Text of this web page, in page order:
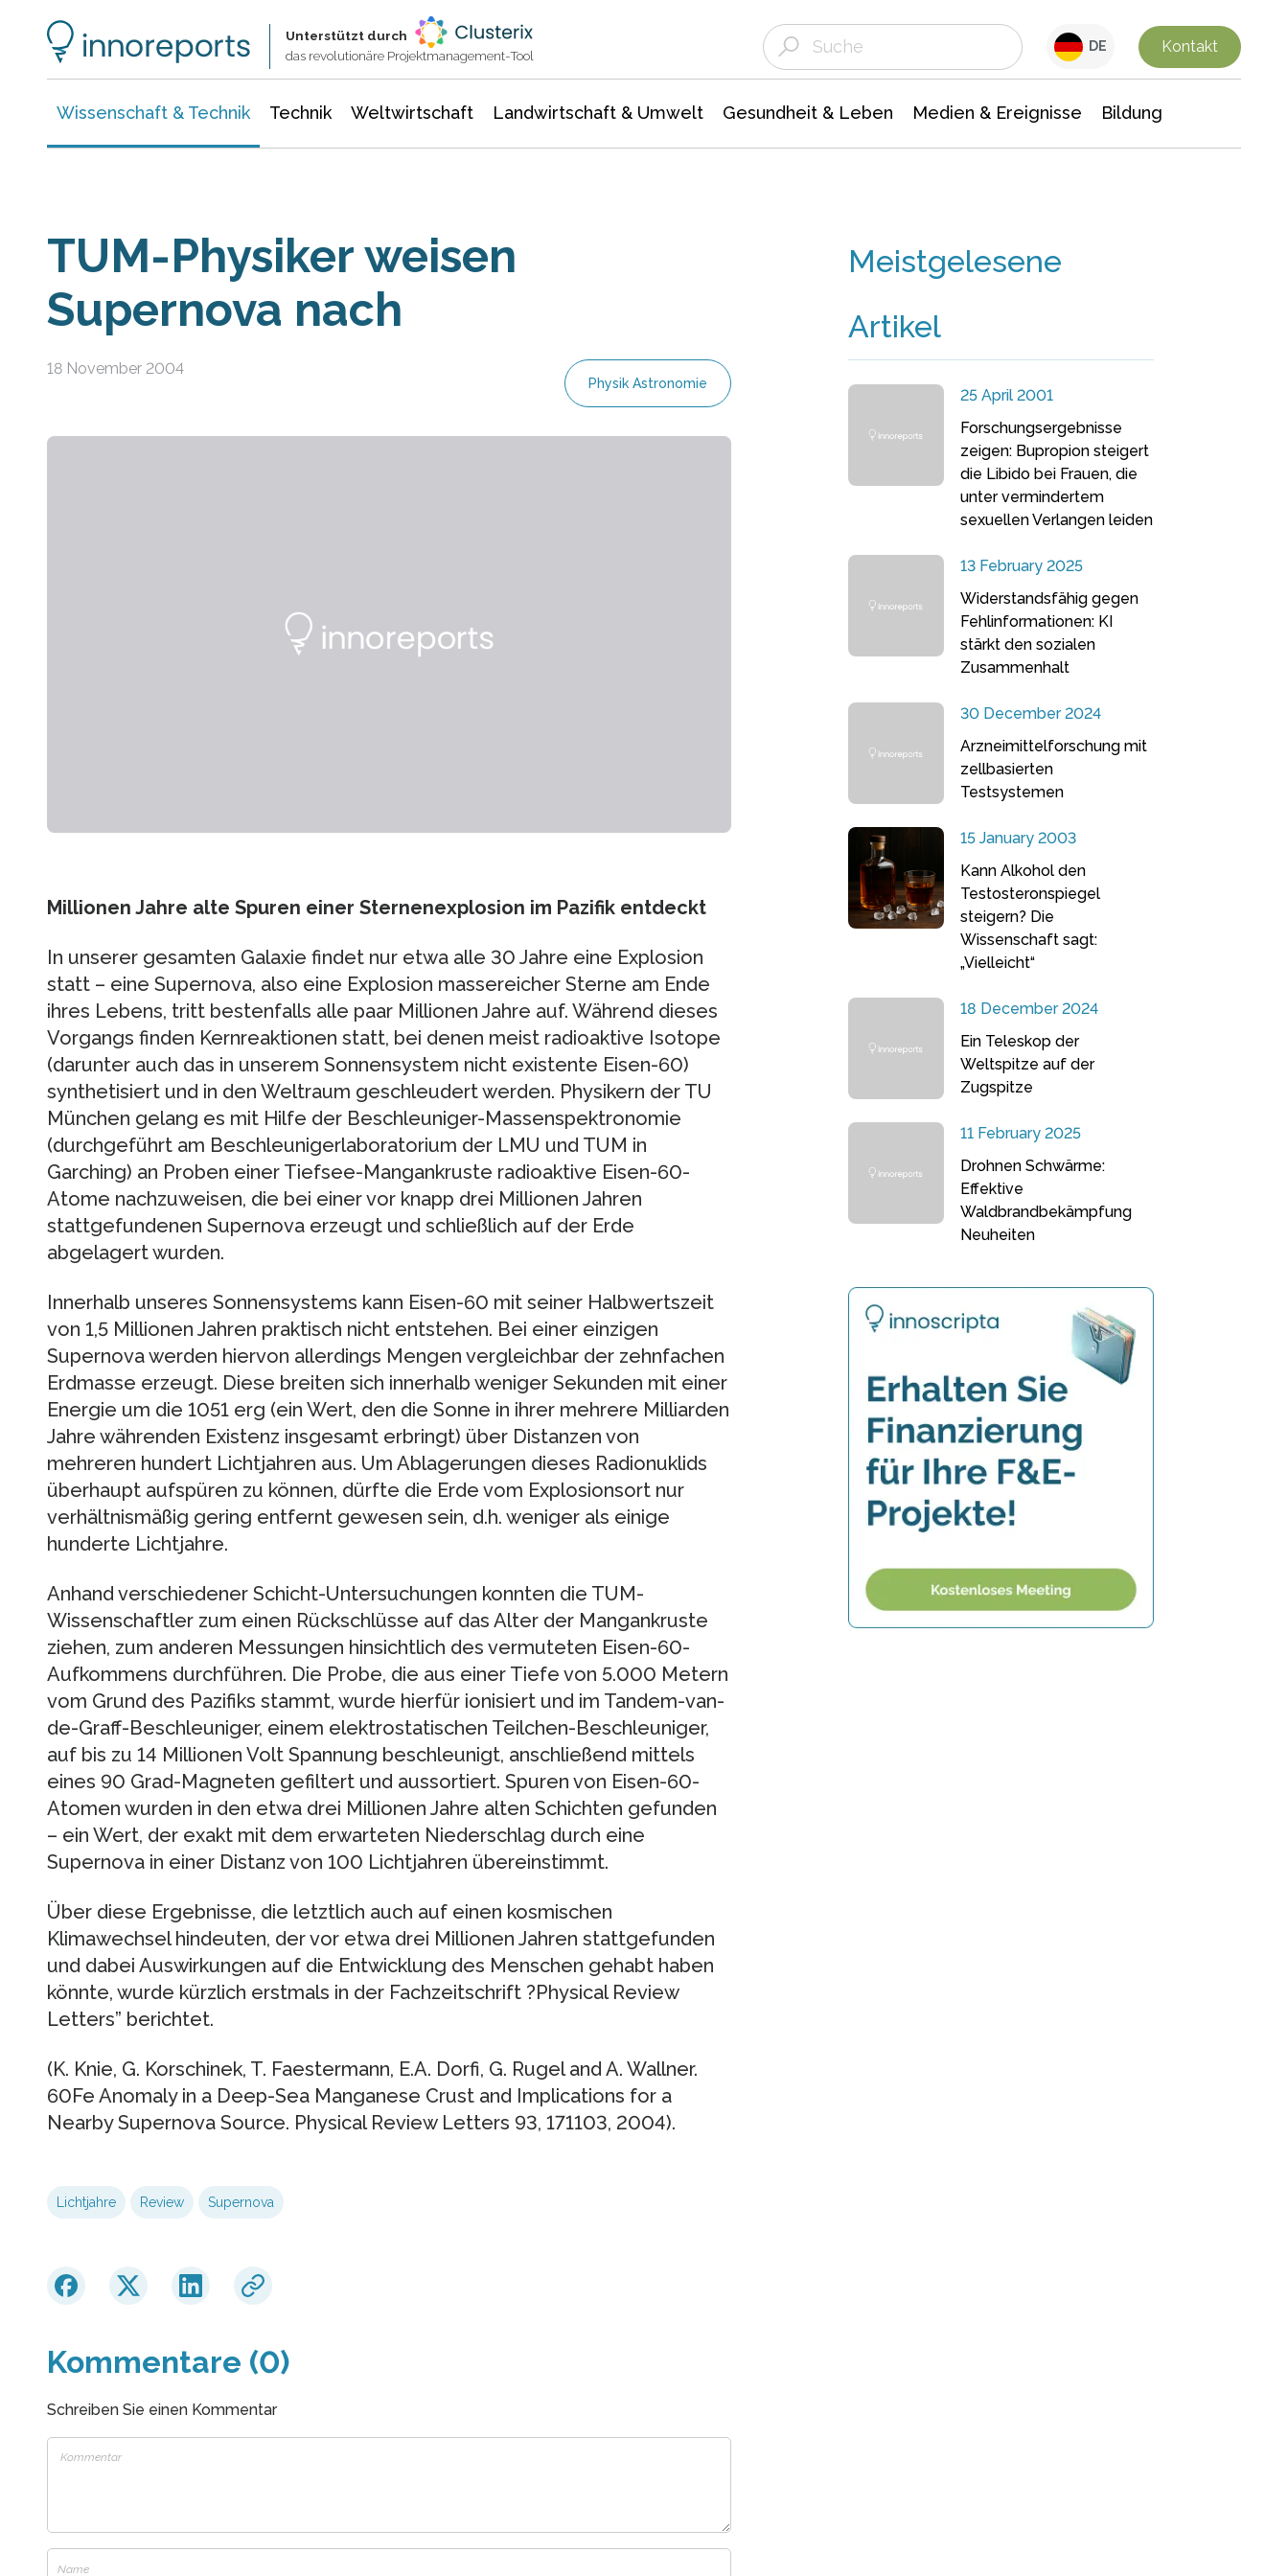
Unterstützt durch
das revolutionäre Projektmanagement-Tool
DE Kontakt
Wissenschaft & Technik Technik Weltwirtschaft Landwirtschaft & Umwelt Gesundheit & Leben Medien & Ereignisse Bildung
TUM-Physiker weisen
Supernova nach
18 November 2004
Physik Astronomie
Millionen Jahre alte Spuren einer Sternenexplosion im Pazifik entdeckt
In unserer gesamten Galaxie findet nur etwa alle 30 Jahre eine Explosion
statt – eine Supernova, also eine Explosion massereicher Sterne am Ende
ihres Lebens, tritt bestenfalls alle paar Millionen Jahre auf. Während dieses
Vorgangs finden Kernreaktionen statt, bei denen meist radioaktive Isotope
(darunter auch das in unserem Sonnensystem nicht existente Eisen-60)
synthetisiert und in den Weltraum geschleudert werden. Physikern der TU
München gelang es mit Hilfe der Beschleuniger-Massenspektronomie
(durchgeführt am Beschleunigerlaboratorium der LMU und TUM in
Garching) an Proben einer Tiefsee-Mangankruste radioaktive Eisen-60-
Atome nachzuweisen, die bei einer vor knapp drei Millionen Jahren
stattgefundenen Supernova erzeugt und schließlich auf der Erde
abgelagert wurden.
Innerhalb unseres Sonnensystems kann Eisen-60 mit seiner Halbwertszeit
von 1,5 Millionen Jahren praktisch nicht entstehen. Bei einer einzigen
Supernova werden hiervon allerdings Mengen vergleichbar der zehnfachen
Erdmasse erzeugt. Diese breiten sich innerhalb weniger Sekunden mit einer
Energie um die 1051 erg (ein Wert, den die Sonne in ihrer mehrere Milliarden
Jahre währenden Existenz insgesamt erbringt) über Distanzen von
mehreren hundert Lichtjahren aus. Um Ablagerungen dieses Radionuklids
überhaupt aufspüren zu können, dürfte die Erde vom Explosionsort nur
verhältnismäßig gering entfernt gewesen sein, d.h. weniger als einige
hunderte Lichtjahre.
Anhand verschiedener Schicht-Untersuchungen konnten die TUM-
Wissenschaftler zum einen Rückschlüsse auf das Alter der Mangankruste
ziehen, zum anderen Messungen hinsichtlich des vermuteten Eisen-60-
Aufkommens durchführen. Die Probe, die aus einer Tiefe von 5.000 Metern
vom Grund des Pazifiks stammt, wurde hierfür ionisiert und im Tandem-van-
de-Graff-Beschleuniger, einem elektrostatischen Teilchen-Beschleuniger,
auf bis zu 14 Millionen Volt Spannung beschleunigt, anschließend mittels
eines 90 Grad-Magneten gefiltert und aussortiert. Spuren von Eisen-60-
Atomen wurden in den etwa drei Millionen Jahre alten Schichten gefunden
– ein Wert, der exakt mit dem erwarteten Niederschlag durch eine
Supernova in einer Distanz von 100 Lichtjahren übereinstimmt.
Über diese Ergebnisse, die letztlich auch auf einen kosmischen
Klimawechsel hindeuten, der vor etwa drei Millionen Jahren stattgefunden
und dabei Auswirkungen auf die Entwicklung des Menschen gehabt haben
könnte, wurde kürzlich erstmals in der Fachzeitschrift ?Physical Review
Letters” berichtet.
(K. Knie, G. Korschinek, T. Faestermann, E.A. Dorfi, G. Rugel and A. Wallner.
60Fe Anomaly in a Deep-Sea Manganese Crust and Implications for a
Nearby Supernova Source. Physical Review Letters 93, 171103, 2004).
Lichtjahre Review Supernova
Kommentare (0)
Schreiben Sie einen Kommentar
Meistgelesene
Artikel
25 April 2001
Forschungsergebnisse
zeigen: Bupropion steigert
die Libido bei Frauen, die
unter vermindertem
sexuellen Verlangen leiden
13 February 2025
Widerstandsfähig gegen
Fehlinformationen: KI
stärkt den sozialen
Zusammenhalt
30 December 2024
Arzneimittelforschung mit
zellbasierten
Testsystemen
15 January 2003
Kann Alkohol den
Testosteronspiegel
steigern? Die
Wissenschaft sagt:
„Vielleicht“
18 December 2024
Ein Teleskop der
Weltspitze auf der
Zugspitze
11 February 2025
Drohnen Schwärme:
Effektive
Waldbrandbekämpfung
Neuheiten